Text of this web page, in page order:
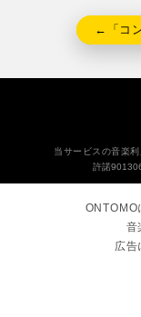
←「コ
当サービスの音楽
許諾
ONTOMO
音
広告